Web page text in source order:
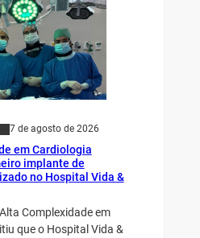
7 de agosto de 2026
em Cardiologia
implante de
no Hospital Vida &
Complexidade em
que o Hospital Vida &